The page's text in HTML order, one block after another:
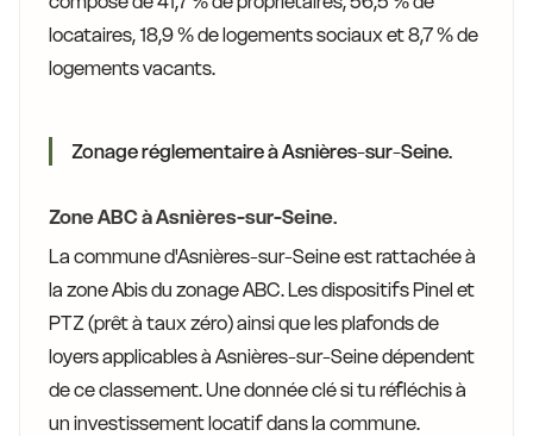
locataires, 18,9 % de logements sociaux et 8,7 % de
logements vacants.
Zonage réglementaire à Asnières-sur-Seine.
Zone ABC à Asnières-sur-Seine.
La commune d'Asnières-sur-Seine est rattachée à
la zone Abis du zonage ABC. Les dispositifs Pinel et
PTZ (prêt à taux zéro) ainsi que les plafonds de
loyers applicables à Asnières-sur-Seine dépendent
de ce classement. Une donnée clé si tu réfléchis à
un investissement locatif dans la commune.